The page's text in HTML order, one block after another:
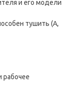
и его модели
тушить (А,
рабочее